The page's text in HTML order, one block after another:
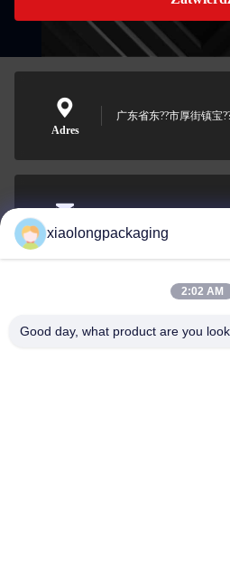
Adres
广东省东??市厚街镇宝
Wiadomość
elektroniczna
0086-15322891631
xiaolongpackaging
2:02 AM
Good day, what product are you